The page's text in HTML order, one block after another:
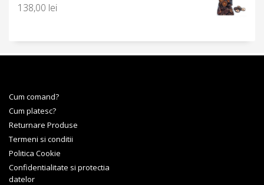
138,00 lei
Cum comand?
Cum platesc?
Returnare Produse
Termeni si conditii
Politica Cookie
Confidentialitate si protectia
datelor